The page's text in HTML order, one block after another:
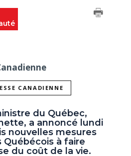
CANADIENNE
du Québec,
a annoncé lundi
nouvelles mesures
Québécois à faire
du coût de la vie.